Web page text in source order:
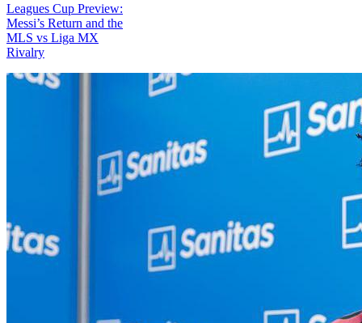
Leagues Cup Preview:
Messi’s Return and the
MLS vs Liga MX
Rivalry